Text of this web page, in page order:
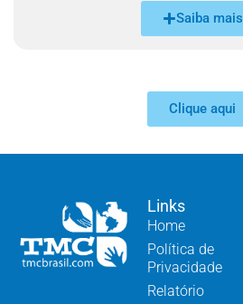
Saiba mais
Clique aqui
Links
Home
Política de
Privacidade
Relatório